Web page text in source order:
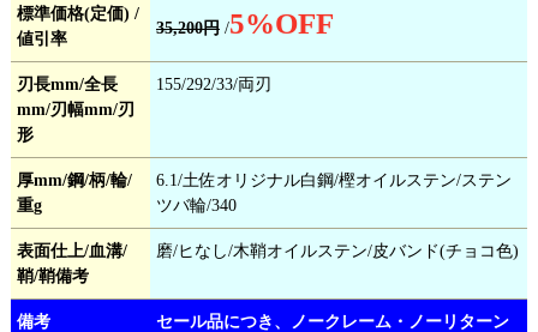
標準価格(定価) /
値引率
35,200円 /5%OFF
刃長mm/全長
mm/刃幅mm/刃
形
155/292/33/両刃
厚mm/鋼/柄/輪/
重g
6.1/土佐オリジナル白鋼/樫オイルステン/ステン
ツバ輪/340
表面仕上/血溝/
鞘/鞘備考
磨/ヒなし/木鞘オイルステン/皮バンド(チョコ色)
備考
セール品につき、ノークレーム・ノーリターン